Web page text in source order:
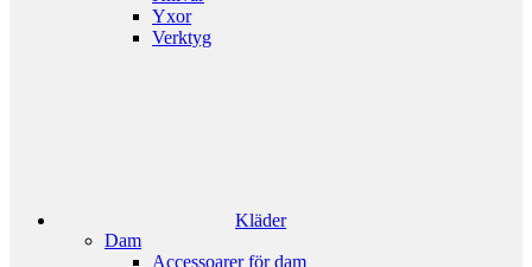
Yxor
Verktyg
Kläder
Dam
Accessoarer för dam